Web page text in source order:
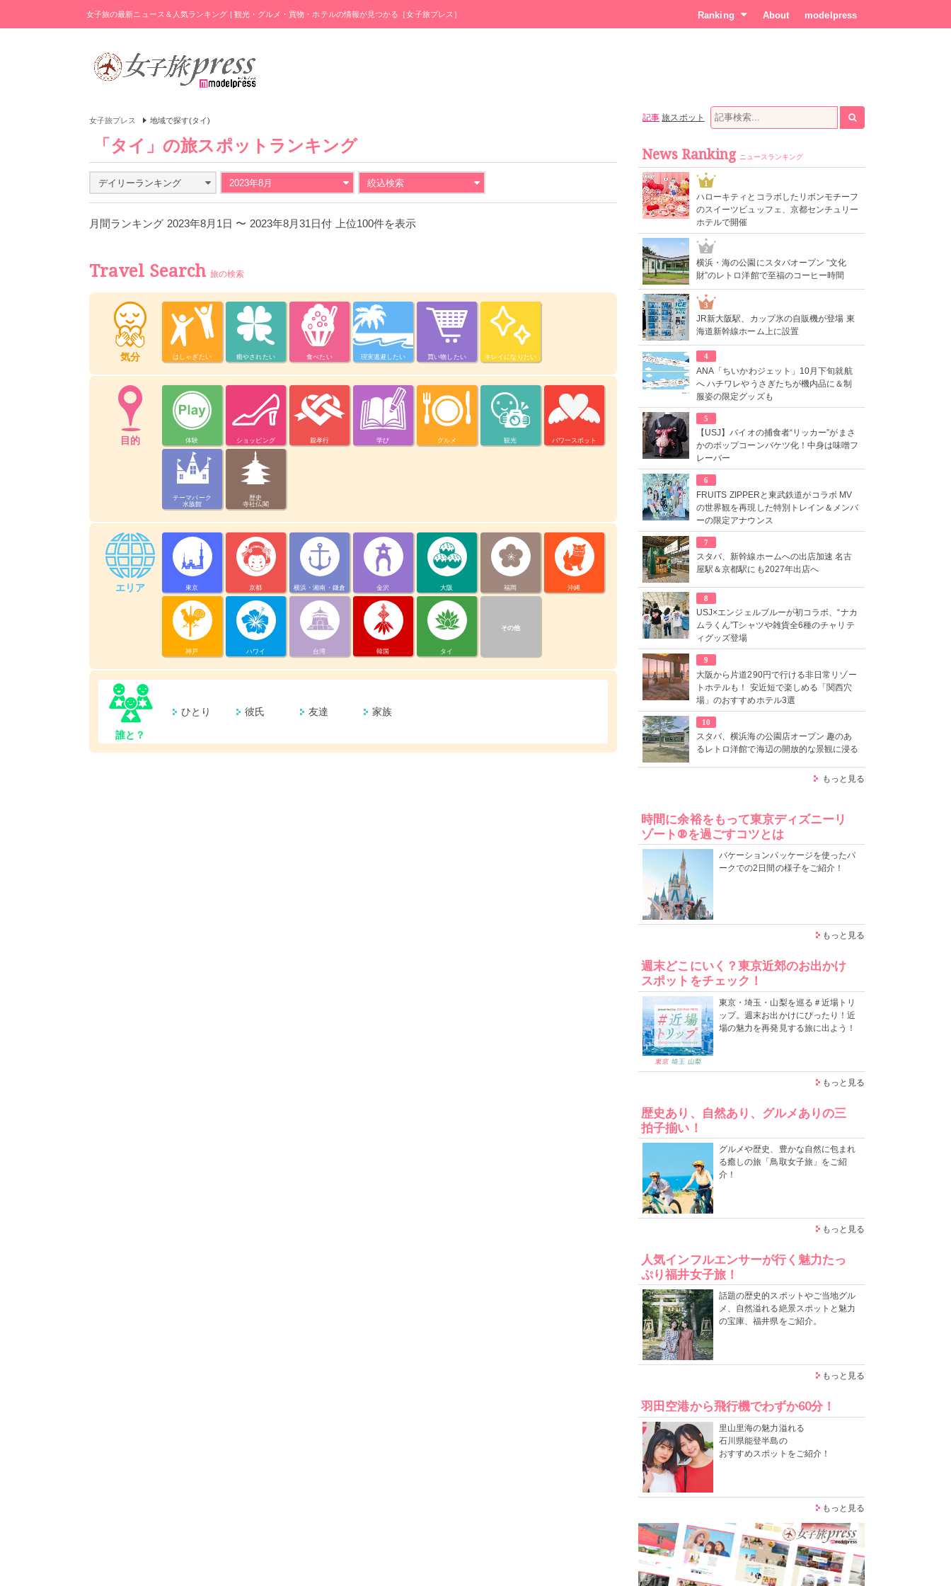
女子旅の最新ニュース＆人気ランキング | 観光・グルメ・買物・ホテルの情報が見つかる［女子旅プレス］ Ranking About modelpress
女子旅プレス 地域で探す(タイ)
「タイ」の旅スポットランキング
デイリーランキング 2023年8月 絞込検索
月間ランキング 2023年8月1日 〜 2023年8月31日付 上位100件を表示
Travel Search 旅の検索
気分 はしゃぎたい 癒やされたい 食べたい 現実逃避したい 買い物したい キレイになりたい
目的 体験 ショッピング 親孝行 学び グルメ 観光 パワースポット
テーマパーク
水族館
歴史
寺社仏閣
エリア 東京 京都 横浜・湘南・鎌倉 金沢 大阪 福岡 沖縄
神戸 ハワイ 台湾 韓国 タイ
その他
誰と？
ひとり 彼氏 友達 家族
記事 旅スポット
News Ranking ニュースランキング
1
ハローキティとコラボしたリボンモチーフ
のスイーツビュッフェ、京都センチュリー
ホテルで開催
2
横浜・海の公園にスタバオープン “文化
財”のレトロ洋館で至福のコーヒー時間
3
JR新大阪駅、カップ氷の自販機が登場 東
海道新幹線ホーム上に設置
4
ANA「ちいかわジェット」10月下旬就航
へ ハチワレやうさぎたちが機内品に＆制
服姿の限定グッズも
5
【USJ】バイオの捕食者“リッカー”がまさ
かのポップコーンバケツ化！中身は味噌フ
レーバー
6
FRUITS ZIPPERと東武鉄道がコラボ MV
の世界観を再現した特別トレイン＆メンバ
ーの限定アナウンス
7
スタバ、新幹線ホームへの出店加速 名古
屋駅＆京都駅にも2027年出店へ
8
USJ×エンジェルブルーが初コラボ、“ナカ
ムラくん”Tシャツや雑貨全6種のチャリテ
ィグッズ登場
9
大阪から片道290円で行ける非日常リゾー
トホテルも！ 安近短で楽しめる「関西穴
場」のおすすめホテル3選
10
スタバ、横浜海の公園店オープン 趣のあ
るレトロ洋館で海辺の開放的な景観に浸る
もっと見る
時間に余裕をもって東京ディズニーリ
ゾート®を過ごすコツとは
バケーションパッケージを使ったパ
ークでの2日間の様子をご紹介！
もっと見る
週末どこにいく？東京近郊のお出かけ
スポットをチェック！
東京・埼玉・山梨を巡る＃近場トリ
ップ。週末お出かけにぴったり！近
場の魅力を再発見する旅に出よう！
もっと見る
歴史あり、自然あり、グルメありの三
拍子揃い！
グルメや歴史、豊かな自然に包まれ
る癒しの旅「鳥取女子旅」をご紹
介！
もっと見る
人気インフルエンサーが行く魅力たっ
ぷり福井女子旅！
話題の歴史的スポットやご当地グル
メ、自然溢れる絶景スポットと魅力
の宝庫、福井県をご紹介。
もっと見る
羽田空港から飛行機でわずか60分！
里山里海の魅力溢れる
石川県能登半島の
おすすめスポットをご紹介！
もっと見る